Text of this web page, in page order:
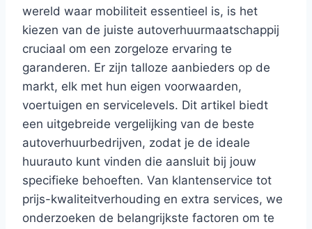
wereld waar mobiliteit essentieel is, is het
kiezen van de juiste autoverhuurmaatschappij
cruciaal om een zorgeloze ervaring te
garanderen. Er zijn talloze aanbieders op de
markt, elk met hun eigen voorwaarden,
voertuigen en servicelevels. Dit artikel biedt
een uitgebreide vergelijking van de beste
autoverhuurbedrijven, zodat je de ideale
huurauto kunt vinden die aansluit bij jouw
specifieke behoeften. Van klantenservice tot
prijs-kwaliteitverhouding en extra services, we
onderzoeken de belangrijkste factoren om te